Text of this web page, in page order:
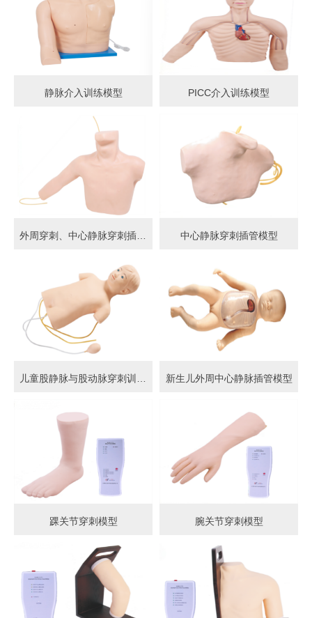
静脉介入训练模型 PICC介入训练模型
外周穿刺、中心静脉穿刺插管模型 中心静脉穿刺插管模型
儿童股静脉与股动脉穿刺训练模型 新生儿外周中心静脉插管模型
踝关节穿刺模型 腕关节穿刺模型